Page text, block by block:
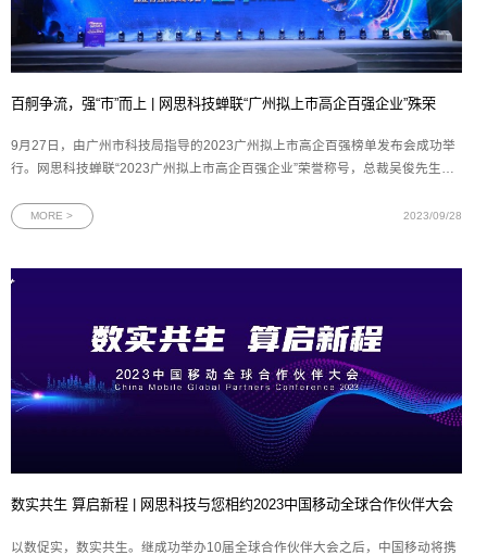
百舸争流，强“市”而上 | 网思科技蝉联“广州拟上市高企百强企业”殊荣
9月27日，由广州市科技局指导的2023广州拟上市高企百强榜单发布会成功举
行。网思科技蝉联“2023广州拟上市高企百强企业”荣誉称号，总裁吴俊先生代
强榜单发布会现场作为广州的杰出企业代表，网思科技的发展历程与广州的快
MORE > 2023/09/28
数实共生 算启新程 | 网思科技与您相约2023中国移动全球合作伙伴大会
以数促实，数实共生。继成功举办10届全球合作伙伴大会之后，中国移动将携